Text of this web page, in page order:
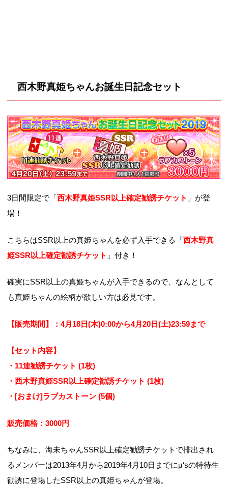
西木野真姫ちゃんお誕生日記念セット
3日間限定で「西木野真姫SSR以上確定勧誘チケット 」が登
場！
こちらはSSR以上の真姫ちゃんを必ず入手できる「西木野真
姫SSR以上確定勧誘チケット 」付き！
確実にSSR以上の真姫ちゃんが入手できるので、なんとして
も真姫ちゃんの絵柄が欲しい方は必見です。
【販売期間】：4月18日(木)0:00から4月20日(土)23:59まで
【セット内容】
・11連勧誘チケット (1枚)
・西木野真姫SSR以上確定勧誘チケット (1枚)
・[おまけ]ラブカストーン (5個)
販売価格：3000円
ちなみに、海未ちゃんSSR以上確定勧誘チケットで排出され
るメンバーは2013年4月から2019年4月10日までにμ‘sの特待生
勧誘に登場したSSR以上の真姫ちゃんが登場。